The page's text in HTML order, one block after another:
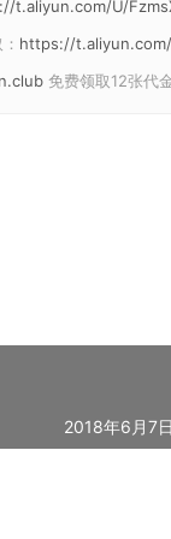
t.aliyun.com/U/
https://
免费领取12张代
2018年6月7